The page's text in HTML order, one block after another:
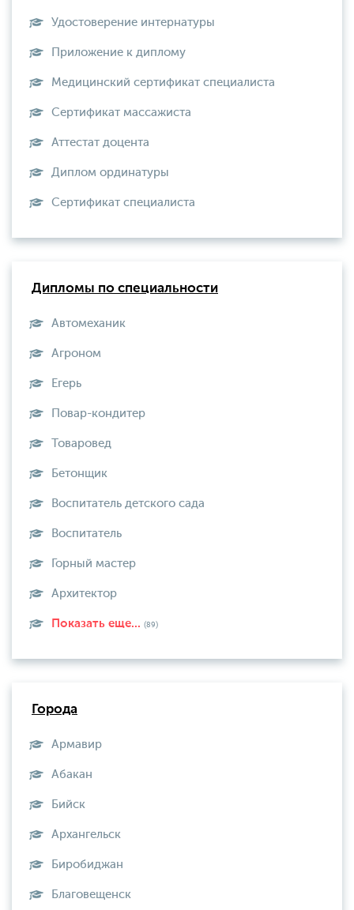
Удостоверение интернатуры
Приложение к диплому
Медицинский сертификат специалиста
Сертификат массажиста
Аттестат доцента
Диплом ординатуры
Сертификат специалиста
Дипломы по специальности
Автомеханик
Агроном
Егерь
Повар-кондитер
Товаровед
Бетонщик
Воспитатель детского сада
Воспитатель
Горный мастер
Архитектор
Показать еще... (89)
Города
Армавир
Абакан
Бийск
Архангельск
Биробиджан
Благовещенск